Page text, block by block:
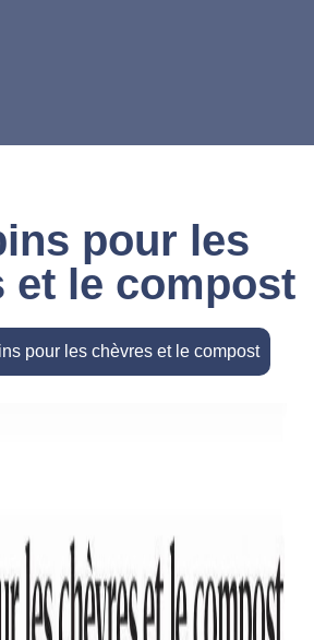
pour les
et le compost
pour les chèvres et le compost